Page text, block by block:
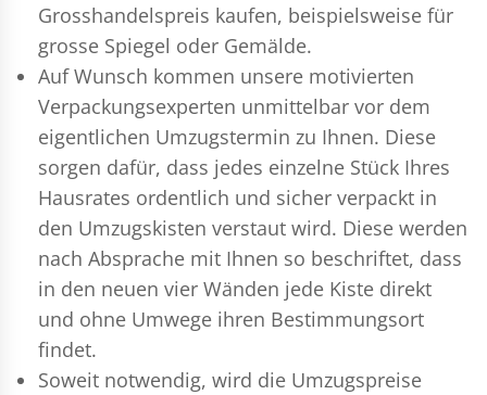
Grosshandelspreis kaufen, beispielsweise für
grosse Spiegel oder Gemälde.
Auf Wunsch kommen unsere motivierten
Verpackungsexperten unmittelbar vor dem
eigentlichen Umzugstermin zu Ihnen. Diese
sorgen dafür, dass jedes einzelne Stück Ihres
Hausrates ordentlich und sicher verpackt in
den Umzugskisten verstaut wird. Diese werden
nach Absprache mit Ihnen so beschriftet, dass
in den neuen vier Wänden jede Kiste direkt
und ohne Umwege ihren Bestimmungsort
findet.
Soweit notwendig, wird die Umzugspreise